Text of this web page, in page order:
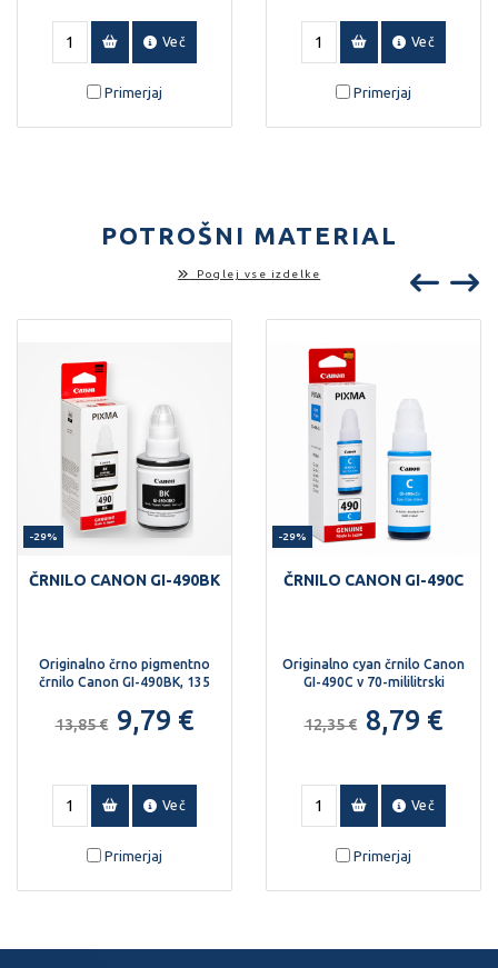
Več
Primerjaj
Več
Primerjaj
POTROŠNI MATERIAL
Poglej vse izdelke
-29%
ČRNILO CANON GI-490BK
Originalno črno pigmentno
črnilo Canon GI-490BK, 135
13,85 € 9,79 €
Več
Primerjaj
-29%
ČRNILO CANON GI-490C
Originalno cyan črnilo Canon
GI-490C v 70-mililitrski
12,35 € 8,79 €
Več
Primerjaj